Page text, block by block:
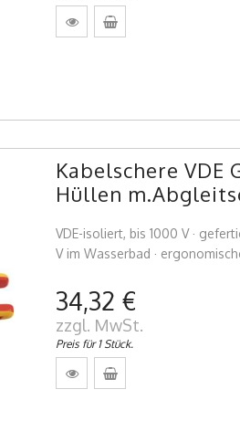
Kabelschere VDE
Hüllen
VDE-isoliert, bis 1000 V ·
V im Wasserbad ·
34,32 €
zzgl. MwSt.
Preis für 1 Stück.